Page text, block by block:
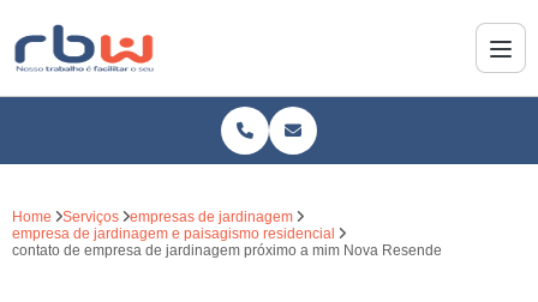
Home Serviços
empresas de jardinagem
empresa de jardinagem e paisagismo residencial
contato de empresa de jardinagem próximo a mim Nova Resende